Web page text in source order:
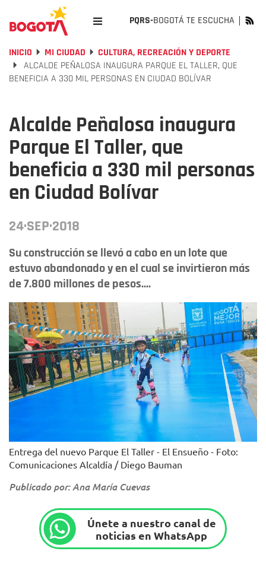
PQRS-BOGOTÁ TE ESCUCHA
INICIO MI CIUDAD
CULTURA, RECREACIÓN Y DEPORTE
ALCALDE PEÑALOSA INAUGURA PARQUE EL TALLER, QUE
BENEFICIA A 330 MIL PERSONAS EN CIUDAD BOLÍVAR
Alcalde Peñalosa inaugura
Parque El Taller, que
beneficia a 330 mil personas
en Ciudad Bolívar
24·SEP·2018
Su construcción se llevó a cabo en un lote que
estuvo abandonado y en el cual se invirtieron más
de 7.800 millones de pesos....
Entrega del nuevo Parque El Taller - El Ensueño - Foto:
Comunicaciones Alcaldía / Diego Bauman
Publicado por: Ana María Cuevas
Únete a nuestro canal de
noticias en WhatsApp